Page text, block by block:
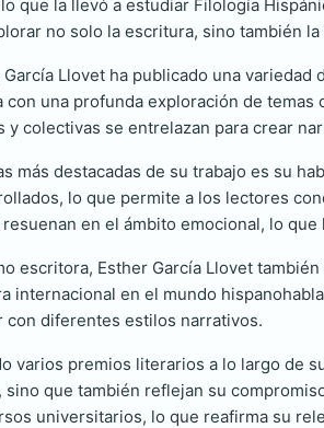
que la llevó a estudiar Filología
no solo la escritura, sino también
Llovet ha publicado una
con una profunda exploración de
colectivas se entrelazan para crear
más destacadas de su trabajo es su
lo que permite a los lectores
en el ámbito emocional, lo
escritora, Esther García Llovet
internacional en el mundo
con diferentes estilos narrativos.
varios premios literarios a lo largo de
que también reflejan su
universitarios, lo que reafirma su